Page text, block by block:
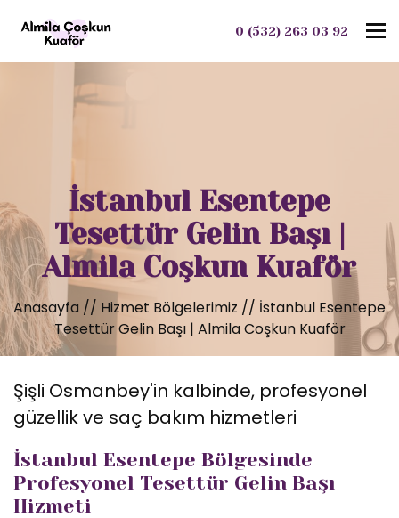
0 (532) 263 03 92
İstanbul Esentepe
Tesettür Gelin Başı |
Almila Coşkun Kuaför
Anasayfa // Hizmet Bölgelerimiz // İstanbul Esentepe
Tesettür Gelin Başı | Almila Coşkun Kuaför
Şişli Osmanbey'in kalbinde, profesyonel
güzellik ve saç bakım hizmetleri
İstanbul Esentepe Bölgesinde
Profesyonel Tesettür Gelin Başı
Hizmeti